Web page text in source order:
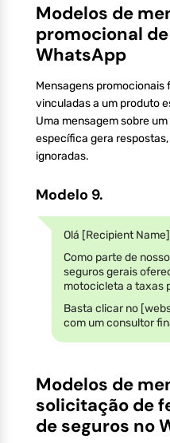
Modelos de
promocional
WhatsApp
Mensagens
vinculadas a um produto
Uma mensagem sobre
específica gera
ignoradas.
Modelo 9.
Olá [Recipient
Como parte de
seguros gerais
motocicleta a taxas
Basta clicar no
com um consultor
Modelos de
solicitação de
de seguros no